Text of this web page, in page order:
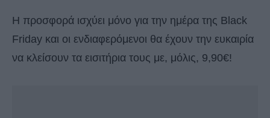
Η προσφορά ισχύει μόνο για την ημέρα της Black
Friday και οι ενδιαφερόμενοι θα έχουν την ευκαιρία
να κλείσουν τα εισιτήρια τους με, μόλις, 9,90€!